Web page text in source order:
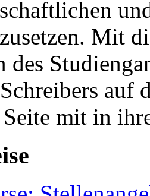
Mit
des
auf
Seite mit in